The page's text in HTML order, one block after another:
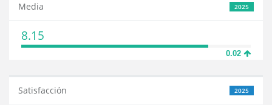
2025
Media
8.15
0.02
2025
Satisfacción